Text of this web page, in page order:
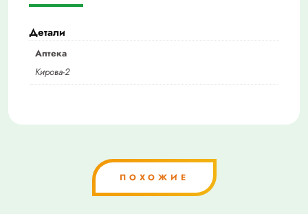
Детали
Аптека
Кирова-2
ПОХОЖИЕ